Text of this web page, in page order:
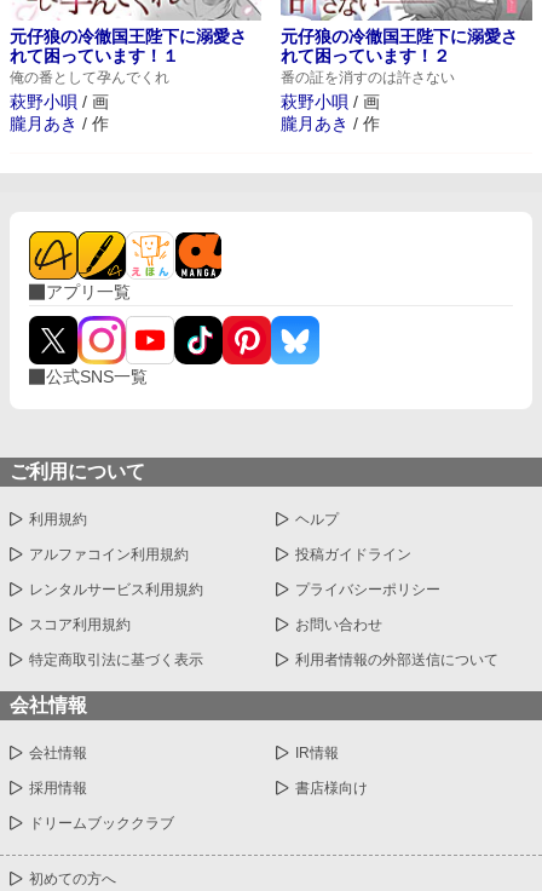
俺の番として孕んでくれ
元仔狼の冷徹国王陛下に溺愛さ
れて困っています！１
萩野小唄 / 画
朧月あき / 作
番の証を消すのは許さない
元仔狼の冷徹国王陛下に溺愛さ
れて困っています！２
萩野小唄 / 画
朧月あき / 作
アプリ一覧
公式SNS一覧
ご利用について
利用規約 ヘルプ
アルファコイン利用規約 投稿ガイドライン
レンタルサービス利用規約 プライバシーポリシー
スコア利用規約 お問い合わせ
特定商取引法に基づく表示 利用者情報の外部送信について
会社情報
会社情報 IR情報
採用情報 書店様向け
ドリームブッククラブ
初めての方へ